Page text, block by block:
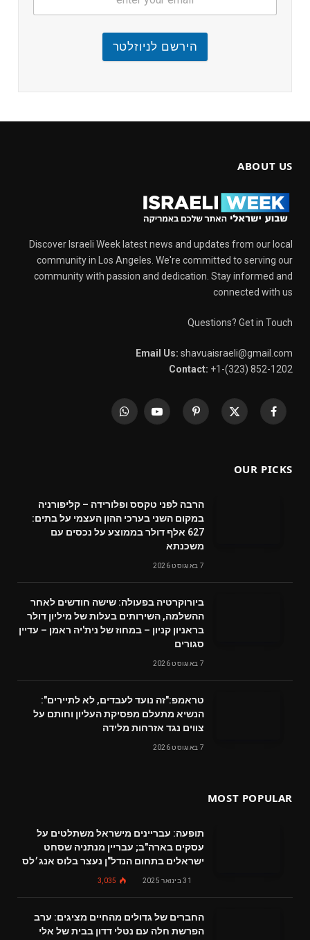
הירשם לניוזלטר
ABOUT US
Discover Israeli Week latest news and updates from our local
community in Los Angeles. We're committed to serving our
community with passion and dedication. Stay informed and
connected with us
Questions? Get in Touch
Email Us: shavuaisraeli@gmail.com
Contact: +1-(323) 852-1202
Facebook
X
Pinterest
YouTube
WhatsApp
OUR PICKS
הרבה לפני טקסס ופלורידה – קליפורניה
במקום השני בערכי ההון העצמי על בתים:
627 אלף דולר בממוצע על נכסים עם
משכנתא
7 באוגוסט 2026
ביורוקרטיה בפעולה: שישה חודשים לאחר
ההשלמה, השירותים בעלות של מיליון דולר
בראניון קניון – במחוז של נית'יה ראמן – עדיין
סגורים
7 באוגוסט 2026
טראמפ:"זה נועד לעבדים, לא לתיירים":
הנשיא מתעלם מפסיקת העליון וחותם על
צווים נגד אזרחות מלידה
7 באוגוסט 2026
MOST POPULAR
תופעה: עבריינים מישראל משתלטים על
עסקים בארה"ב; עבריין מנתניה שסחט
ישראלים בתחום הנדל"ן נעצר בלוס אנג׳לס
31 בינואר 2025 3,035
החברים של גדולים מהחיים מציגים: ערב
הפרשת חלה עם נטלי דדון בבית של אלי